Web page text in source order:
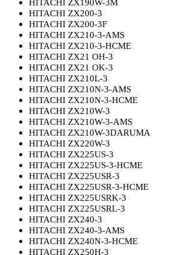
HITACHI ZX190W-3M
HITACHI ZX200-3
HITACHI ZX200-3F
HITACHI ZX210-3-AMS
HITACHI ZX210-3-HCME
HITACHI ZX21 OH-3
HITACHI ZX21 OK-3
HITACHI ZX210L-3
HITACHI ZX210N-3-AMS
HITACHI ZX210N-3-HCME
HITACHI ZX210W-3
HITACHI ZX210W-3-AMS
HITACHI ZX210W-3DARUMA
HITACHI ZX220W-3
HITACHI ZX225US-3
HITACHI ZX225US-3-HCME
HITACHI ZX225USR-3
HITACHI ZX225USR-3-HCME
HITACHI ZX225USRK-3
HITACHI ZX225USRL-3
HITACHI ZX240-3
HITACHI ZX240-3-AMS
HITACHI ZX240N-3-HCME
HITACHI ZX250H-3